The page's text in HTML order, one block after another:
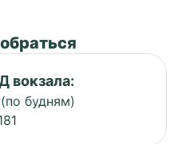
вокзала:
будням)